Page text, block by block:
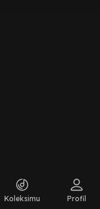
Koleksimu Profil